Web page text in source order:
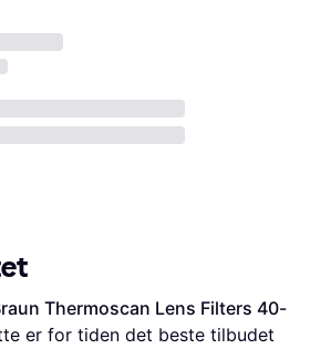
Thermoscan Lens Filters 40-
er for tiden det beste tilbudet